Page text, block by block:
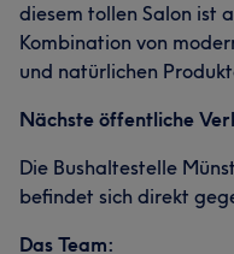
diesem tollen Salon ist
Kombination von
und natürlichen
Nächste öffentliche
Die Bushaltestelle
befindet sich direkt
Das Team: